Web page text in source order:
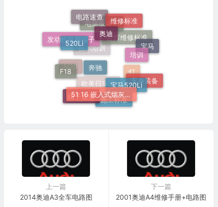
技术培训
电脑板端子
群辉维修标准
灯
欧美日车系
N20
发动机电脑端子
电路速查 维修标准
宝马
车身装备
施工标准
端子速查
F18
520Li
奥迪
培训
宝马520Li
51 16 嵌入式烟灰缸托架
奔驰
上一篇
2014奥迪A3全车电路图
下一篇
2001奥迪A4维修手册+电路图